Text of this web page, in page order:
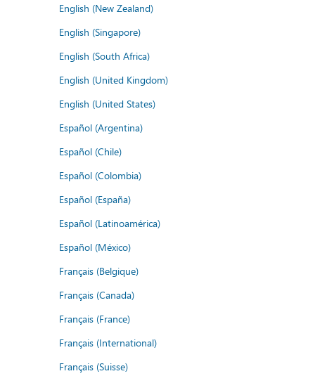
English (New Zealand)
English (Singapore)
English (South Africa)
English (United Kingdom)
English (United States)
Español (Argentina)
Español (Chile)
Español (Colombia)
Español (España)
Español (Latinoamérica)
Español (México)
Français (Belgique)
Français (Canada)
Français (France)
Français (International)
Français (Suisse)